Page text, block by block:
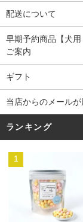
配送について
早期予約商品【犬
ご案内
ギフト
当店からのメール
ランキング
1